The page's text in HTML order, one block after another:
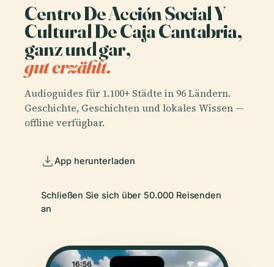
Centro De Acción Social Y
Cultural De Caja Cantabria,
ganz und gar,
gut erzählt.
Audioguides für 1.100+ Städte in 96 Ländern.
Geschichte, Geschichten und lokales Wissen —
offline verfügbar.
App herunterladen
Schließen Sie sich über 50.000 Reisenden
an